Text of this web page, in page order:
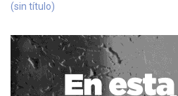
(sin título)